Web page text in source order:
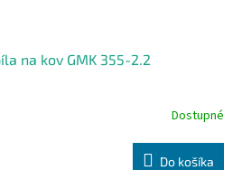
na kov GMK 355-2.2
Dostupné
Do košíka